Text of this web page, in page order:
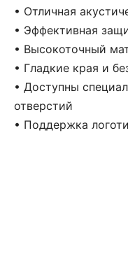
• Отличная
• Эффективная
• Высокоточный
• Гладкие края и
• Доступны
отверстий
• Поддержка